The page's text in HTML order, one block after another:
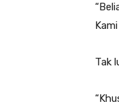
Tak